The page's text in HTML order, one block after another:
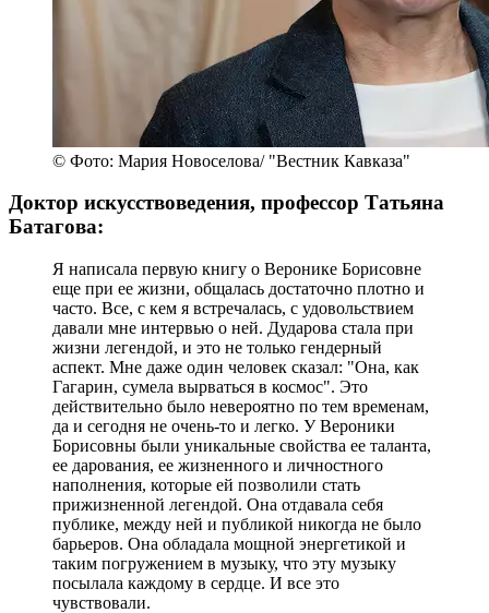
© Фото: Мария Новоселова/ "Вестник Кавказа"
Доктор искусствоведения, профессор Татьяна
Батагова:
Я написала первую книгу о Веронике Борисовне
еще при ее жизни, общалась достаточно плотно и
часто. Все, с кем я встречалась, с удовольствием
давали мне интервью о ней. Дударова стала при
жизни легендой, и это не только гендерный
аспект. Мне даже один человек сказал: "Она, как
Гагарин, сумела вырваться в космос". Это
действительно было невероятно по тем временам,
да и сегодня не очень-то и легко. У Вероники
Борисовны были уникальные свойства ее таланта,
ее дарования, ее жизненного и личностного
наполнения, которые ей позволили стать
прижизненной легендой. Она отдавала себя
публике, между ней и публикой никогда не было
барьеров. Она обладала мощной энергетикой и
таким погружением в музыку, что эту музыку
посылала каждому в сердце. И все это
чувствовали.